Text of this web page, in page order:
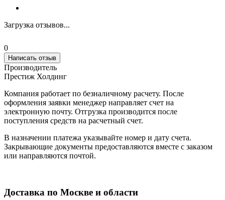
Загрузка отзывов...
0
Написать отзыв
Производитель
Престиж Холдинг
Компания работает по безналичному расчету. После
оформления заявки менеджер направляет счет на
электронную почту. Отгрузка производится после
поступления средств на расчетный счет.
В назначении платежа указывайте номер и дату счета.
Закрывающие документы предоставляются вместе с заказом
или направляются почтой.
Доставка по Москве и области